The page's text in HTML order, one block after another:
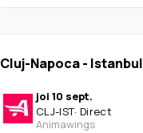
Cluj-Napoca- Istanbul
joi 10 sept.
CLJ-IST· Direct
Animawings